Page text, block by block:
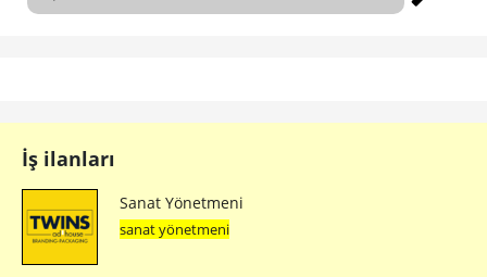
İş ilanları
Sanat Yönetmeni
sanat yönetmeni